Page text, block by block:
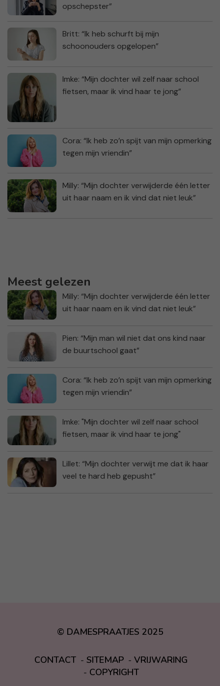
opschepster”
Britt: “Ik heb schurft bij mijn
schoonouders opgelopen”
Imke: “Mijn dochter wil zelf naar school
fietsen, maar ik vind haar te jong”
Cora: “Ik heb zo’n spijt van mijn opmerking
tegen mijn vriendin”
Milly: “Mijn dochter verwijderde één letter
uit haar naam en ik vind dat niet leuk”
Meest gelezen
Milly: “Mijn dochter verwijderde één letter
uit haar naam en ik vind dat niet leuk”
Pien: “Mijn man wil niet dat ons kind naar
de buurtschool gaat”
Cora: “Ik heb zo’n spijt van mijn opmerking
tegen mijn vriendin”
Imke: "Mijn dochter wil zelf naar school
fietsen, maar ik vind haar te jong"
Lillet: “Mijn dochter verwijt me dat ik haar
veel te hard heb gepusht”
© DAMESPRAATJES 2025
CONTACT SITEMAP
VRIJWARING
COPYRIGHT